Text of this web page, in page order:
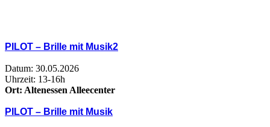
PILOT – Brille mit Musik2
Datum: 30.05.2026
Uhrzeit: 13-16h
Ort: Altenessen Alleecenter
PILOT – Brille mit Musik